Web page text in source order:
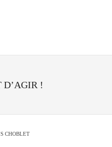
D’AGIR !
CHOBLET